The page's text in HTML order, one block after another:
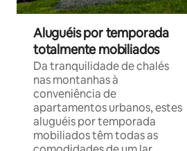
Aluguéis por temporada
totalmente mobiliados
Da tranquilidade de chalés
nas montanhas à
conveniência de
apartamentos urbanos, estes
aluguéis por temporada
mobiliados têm todas as